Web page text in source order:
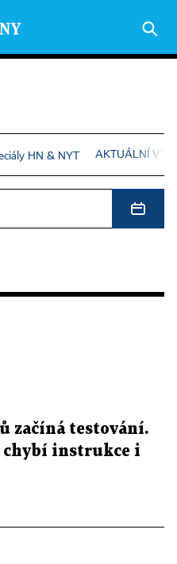
HN & NYT AKTUÁLNÍ
začíná testování.
chybí instrukce i